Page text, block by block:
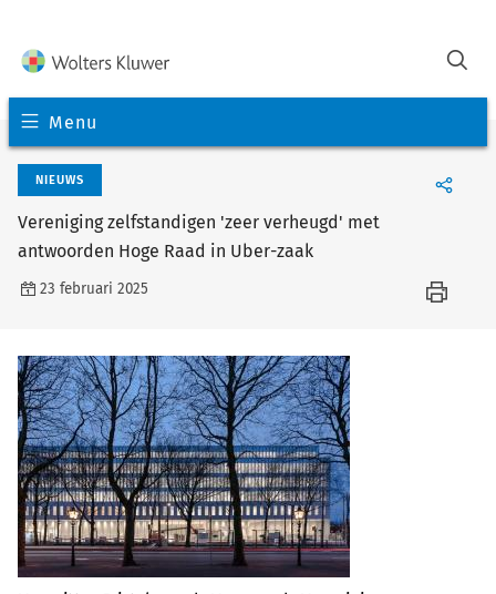
Menu
NIEUWS
Vereniging zelfstandigen 'zeer verheugd' met
antwoorden Hoge Raad in Uber-zaak
23 februari 2025